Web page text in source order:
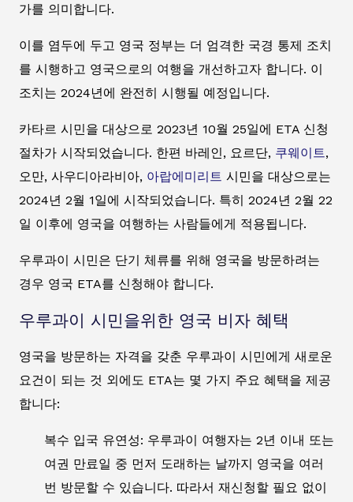
가를 의미합니다.
이를 염두에 두고 영국 정부는 더 엄격한 국경 통제 조치
를 시행하고 영국으로의 여행을 개선하고자 합니다. 이
조치는 2024년에 완전히 시행될 예정입니다.
카타르 시민을 대상으로 2023년 10월 25일에 ETA 신청
절차가 시작되었습니다. 한편 바레인, 요르단, 쿠웨이트,
오만, 사우디아라비아, 아랍에미리트 시민을 대상으로는
2024년 2월 1일에 시작되었습니다. 특히 2024년 2월 22
일 이후에 영국을 여행하는 사람들에게 적용됩니다.
우루과이 시민은 단기 체류를 위해 영국을 방문하려는
경우 영국 ETA를 신청해야 합니다.
우루과이 시민을위한 영국 비자 혜택
영국을 방문하는 자격을 갖춘 우루과이 시민에게 새로운
요건이 되는 것 외에도 ETA는 몇 가지 주요 혜택을 제공
합니다:
복수 입국 유연성: 우루과이 여행자는 2년 이내 또는
여권 만료일 중 먼저 도래하는 날까지 영국을 여러
번 방문할 수 있습니다. 따라서 재신청할 필요 없이